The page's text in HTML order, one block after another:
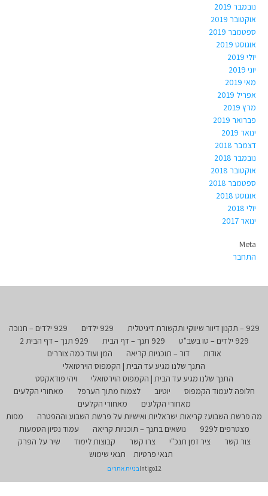
נובמבר 2019
אוקטובר 2019
ספטמבר 2019
אוגוסט 2019
יולי 2019
יוני 2019
מאי 2019
אפריל 2019
מרץ 2019
פברואר 2019
ינואר 2019
דצמבר 2018
נובמבר 2018
אוקטובר 2018
ספטמבר 2018
אוגוסט 2018
יולי 2018
ינואר 2017
Meta
התחבר
929 – תקנון דיוור שיווקי ותקשורת דיגיטלית 929 ילדים
929 ילדים – חנוכה
929 ילדים – טו בשב"ט
929 תנך – דף הבית
929 תנך – דף הבית 2
אודות
דור – תוכניות קריאה
המן ועוד כמה צוררים
התנך שלנו מגיע עד הבית | הקמפוס הוירטואלי
התנך שלנו מגיע עד הבית | הקמפוס הוירטואלי
ויהי פודאקסט
חלופה לעמוד הקמפוס
יוטיוב לצמוח מתוך הערפל
מאחורי הקלעים
מאחורי הקלעים
מאחורי הקלעים
מה פרשת השבוע? קריאות ישראליות ואישיות על פרשת השבוע וההפטרה
מפות
מצטרפים ל929
נושאים בתנך – תוכניות קריאה
עמוד נסיון הטמעות
צור קשר
ציר זמן תנכ"י צרו קשר קבוצות לימוד
שיר על הפרק
תנאי פרטיות
תנאי שימוש
Intigo12בניית אתרים